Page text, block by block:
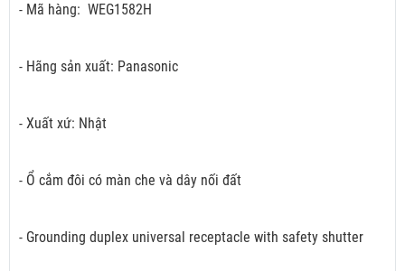
- Mã hàng: WEG1582H
- Hãng sản xuất: Panasonic
- Xuất xứ: Nhật
- Ổ cắm đôi có màn che và dây nối đất
- Grounding duplex universal receptacle with safety shutter